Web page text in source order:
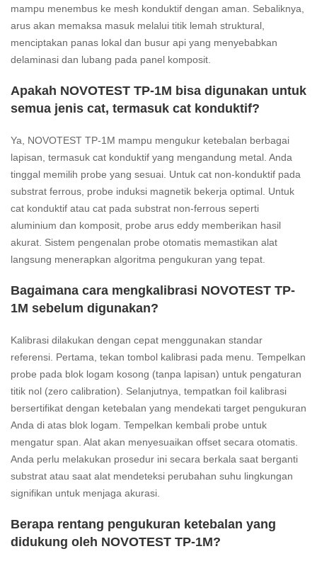
mampu menembus ke mesh konduktif dengan aman. Sebaliknya,
arus akan memaksa masuk melalui titik lemah struktural,
menciptakan panas lokal dan busur api yang menyebabkan
delaminasi dan lubang pada panel komposit.
Apakah NOVOTEST TP-1M bisa digunakan untuk
semua jenis cat, termasuk cat konduktif?
Ya, NOVOTEST TP-1M mampu mengukur ketebalan berbagai
lapisan, termasuk cat konduktif yang mengandung metal. Anda
tinggal memilih probe yang sesuai. Untuk cat non-konduktif pada
substrat ferrous, probe induksi magnetik bekerja optimal. Untuk
cat konduktif atau cat pada substrat non-ferrous seperti
aluminium dan komposit, probe arus eddy memberikan hasil
akurat. Sistem pengenalan probe otomatis memastikan alat
langsung menerapkan algoritma pengukuran yang tepat.
Bagaimana cara mengkalibrasi NOVOTEST TP-
1M sebelum digunakan?
Kalibrasi dilakukan dengan cepat menggunakan standar
referensi. Pertama, tekan tombol kalibrasi pada menu. Tempelkan
probe pada blok logam kosong (tanpa lapisan) untuk pengaturan
titik nol (zero calibration). Selanjutnya, tempatkan foil kalibrasi
bersertifikat dengan ketebalan yang mendekati target pengukuran
Anda di atas blok logam. Tempelkan kembali probe untuk
mengatur span. Alat akan menyesuaikan offset secara otomatis.
Anda perlu melakukan prosedur ini secara berkala saat berganti
substrat atau saat alat mendeteksi perubahan suhu lingkungan
signifikan untuk menjaga akurasi.
Berapa rentang pengukuran ketebalan yang
didukung oleh NOVOTEST TP-1M?